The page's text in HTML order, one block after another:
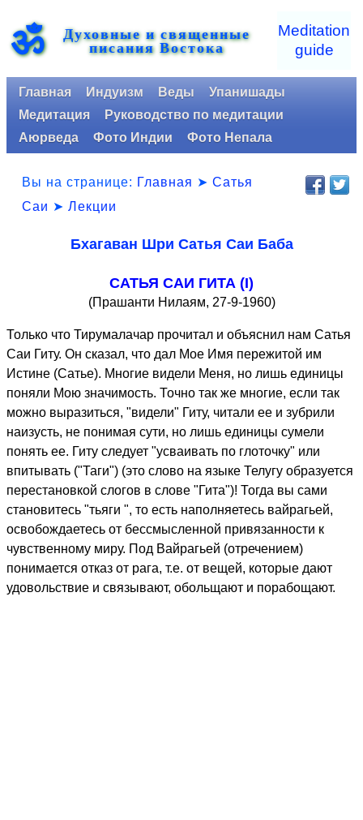
ॐ Духовные и священные
писания Востока
Meditation
guide
Главная Индуизм Веды
Упанишады
Медитация
Руководство по медитации
Аюрведа
Фото Индии Фото Непала
Вы на странице: Главная ➤ Сатья
Саи ➤ Лекции
Бхагаван Шри Сатья Саи Баба
САТЬЯ САИ ГИТА (I)
(Прашанти Нилаям, 27-9-1960)
Только что Тирумалачар прочитал и объяснил нам Сатья
Саи Гиту. Он сказал, что дал Мое Имя пережитой им
Истине (Сатье). Многие видели Меня, но лишь единицы
поняли Мою значимость. Точно так же многие, если так
можно выразиться, "видели" Гиту, читали ее и зубрили
наизусть, не понимая сути, но лишь единицы сумели
понять ее. Гиту следует "усваивать по глоточку" или
впитывать ("Таги") (это слово на языке Телугу образуется
перестановкой слогов в слове "Гита")! Тогда вы сами
становитесь "тьяги ", то есть наполняетесь вайрагьей,
освобождаетесь от бессмысленной привязанности к
чувственному миру. Под Вайрагьей (отречением)
понимается отказ от рага, т.е. от вещей, которые дают
удовольствие и связывают, обольщают и порабощают.